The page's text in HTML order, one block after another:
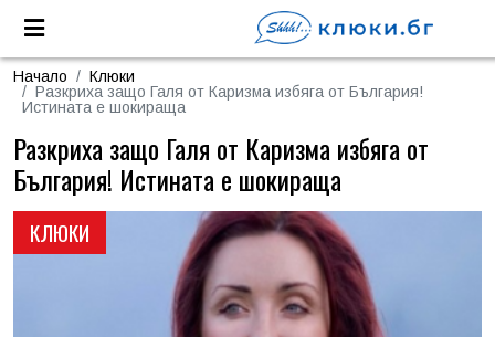
Начало
Клюки
Разкриха защо Галя от Каризма избяга от България!
Истината е шокираща
КЛЮКИ
Разкриха защо Галя от Каризма избяга от
България! Истината е шокираща